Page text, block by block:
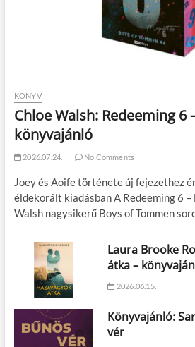
KÖNYV
Chloe Walsh: Redeeming 6
könyvajánló
2026.07.24. No Comments
Joey és Aoife története új fejezethez
éldekorált kiadásban A Redeeming 6
Walsh nagysikerű Boys of Tommen
Laura Brooke
átka –
2026.06.15.
Könyvajánló:
vér